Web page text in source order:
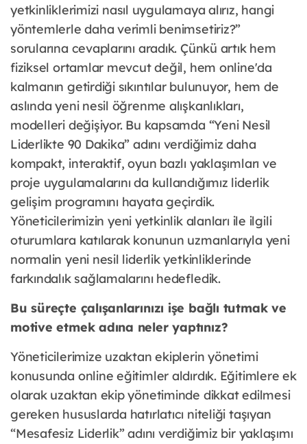
yetkinliklerimizi nasıl uygulamaya alırız, hangi
yöntemlerle daha verimli benimsetiriz?”
sorularına cevaplarını aradık. Çünkü artık hem
fiziksel ortamlar mevcut değil, hem online'da
kalmanın getirdiği sıkıntılar bulunuyor, hem de
aslında yeni nesil öğrenme alışkanlıkları,
modelleri değişiyor. Bu kapsamda “Yeni Nesil
Liderlikte 90 Dakika” adını verdiğimiz daha
kompakt, interaktif, oyun bazlı yaklaşımları ve
proje uygulamalarını da kullandığımız liderlik
gelişim programını hayata geçirdik.
Yöneticilerimizin yeni yetkinlik alanları ile ilgili
oturumlara katılarak konunun uzmanlarıyla yeni
normalin yeni nesil liderlik yetkinliklerinde
farkındalık sağlamalarını hedefledik.
Bu süreçte çalışanlarınızı işe bağlı tutmak ve
motive etmek adına neler yaptınız?
Yöneticilerimize uzaktan ekiplerin yönetimi
konusunda online eğitimler aldırdık. Eğitimlere ek
olarak uzaktan ekip yönetiminde dikkat edilmesi
gereken hususlarda hatırlatıcı niteliği taşıyan
“Mesafesiz Liderlik” adını verdiğimiz bir yaklaşımı